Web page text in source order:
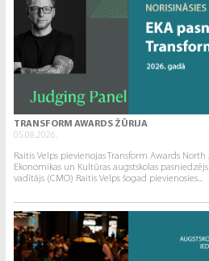
TRANSFORM AWARDS ŽŪRIJA
05.08.2026.
Raitis Velps pievienojas Transform Awards
Ekonomikas un Kultūras augstskolas
vadītājs (CMO) Raitis Velps šogad pievienosies...